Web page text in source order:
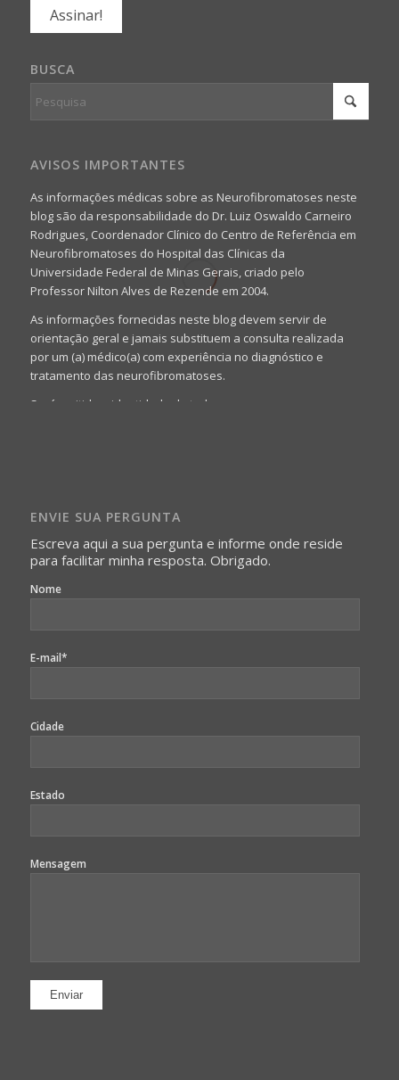
BUSCA
AVISOS IMPORTANTES
As informações médicas sobre as Neurofibromatoses neste
blog são da responsabilidade do Dr. Luiz Oswaldo Carneiro
Rodrigues, Coordenador Clínico do Centro de Referência em
Neurofibromatoses do Hospital das Clínicas da
Universidade Federal de Minas Gerais, criado pelo
Professor Nilton Alves de Rezende em 2004.
As informações fornecidas neste blog devem servir de
orientação geral e jamais substituem a consulta realizada
por um (a) médico(a) com experiência no diagnóstico e
tratamento das neurofibromatoses.
Será omitida a identidade de todas as pessoas que
identificação da pessoa fotografada.
ENVIE SUA PERGUNTA
Escreva aqui a sua pergunta e informe onde reside
para facilitar minha resposta. Obrigado.
Nome
E-mail*
Cidade
Estado
Mensagem